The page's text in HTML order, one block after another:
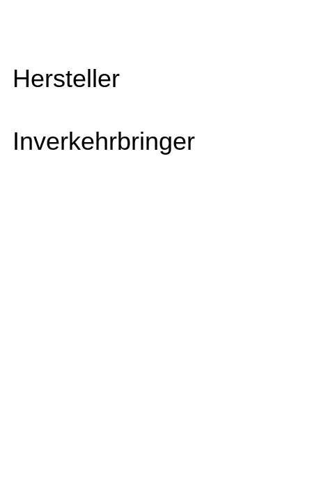
Hersteller
Inverkehrbringer